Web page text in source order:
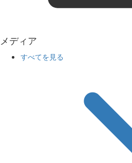
メディア
すべてを見る